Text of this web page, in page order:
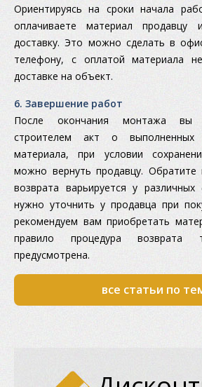
Ориентируясь на сроки начала
оплачиваете материал продавцу
доставку. Это можно сделать в
телефону, с оплатой материала
доставке на объект.
6. Завершение работ
После окончания монтажа вы
строителем акт о выполненных
материала, при условии
можно вернуть продавцу. Обратите
возврата варьируется у
нужно уточнить у продавца при
рекомендуем вам приобретать
правило процедура
предусмотрена.
все статьи по